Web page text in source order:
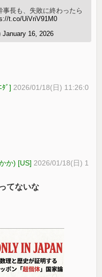
事長も、失敗に終わったら
t.co/UiVriV91M0
January 16, 2026
ﾞ] 2026/01/18(日) 11:26:0
か) [US] 2026/01/18(日) 1
てないな